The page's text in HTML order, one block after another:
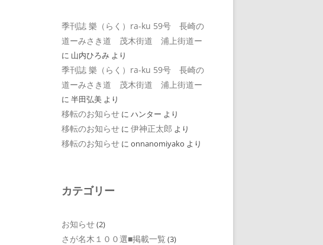
季刊誌 樂（らく）ra-ku 59号 長崎の
道ーみさき道 茂木街道 浦上街道ー
に 山内ひろみ より
季刊誌 樂（らく）ra-ku 59号 長崎の
道ーみさき道 茂木街道 浦上街道ー
に 半田弘美 より
移転のお知らせ に ハンター より
移転のお知らせ に 伊神正太郎 より
移転のお知らせ に onnanomiyako より
カテゴリー
お知らせ(2)
さが名木１００選■掲載一覧 (3)